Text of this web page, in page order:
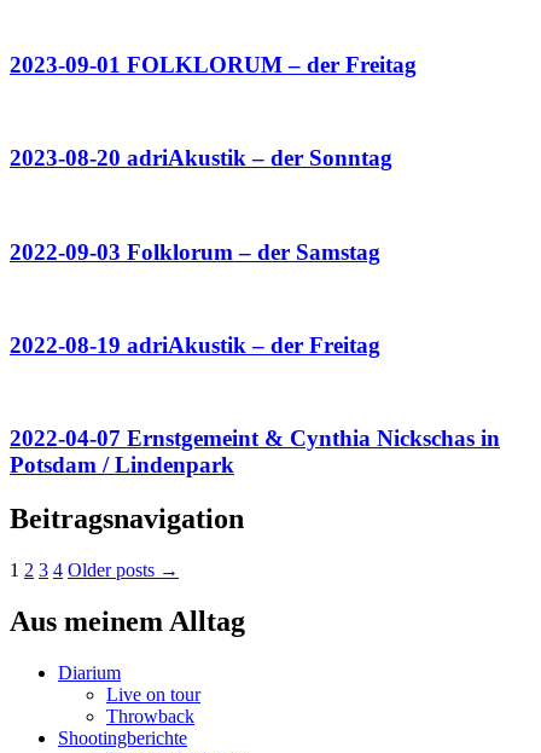
2023-09-01 FOLKLORUM – der Freitag
2023-08-20 adriAkustik – der Sonntag
2022-09-03 Folklorum – der Samstag
2022-08-19 adriAkustik – der Freitag
2022-04-07 Ernstgemeint & Cynthia Nickschas in
Potsdam / Lindenpark
Beitragsnavigation
1 2 3 4 Older posts →
Aus meinem Alltag
Diarium
Live on tour
Throwback
Shootingberichte